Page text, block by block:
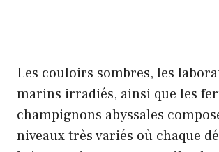
Les couloirs sombres, les
marins irradiés, ainsi que les
champignons abyssales
niveaux très variés où chaque